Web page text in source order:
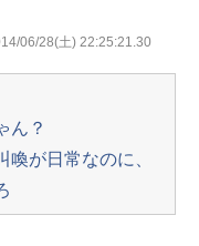
06/28(土) 22:25:21.30
ん？
が日常なのに、